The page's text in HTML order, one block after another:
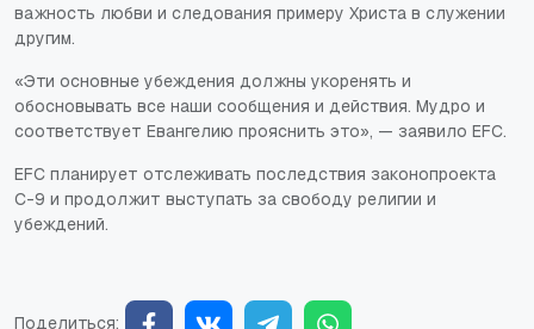
важность любви и следования примеру Христа в служении
другим.
«Эти основные убеждения должны укоренять и
обосновывать все наши сообщения и действия. Мудро и
соответствует Евангелию прояснить это», — заявило EFC.
EFC планирует отслеживать последствия законопроекта
C-9 и продолжит выступать за свободу религии и
убеждений.
Поделиться: